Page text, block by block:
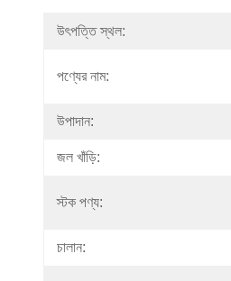
উৎপত্তি স্থল:
পণ্যের নাম:
উপাদান:
জল খাঁড়ি:
স্টক পণ্য:
চালান: